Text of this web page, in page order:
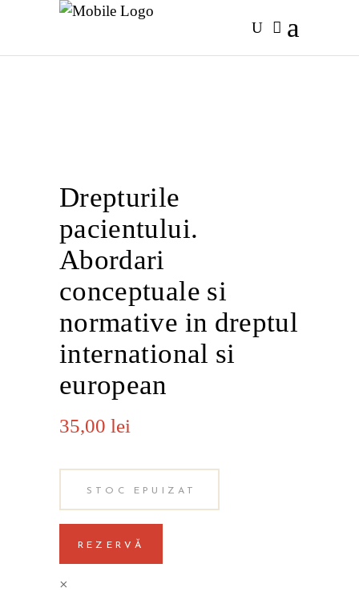
Drepturile
pacientului.
Abordari
conceptuale si
normative in dreptul
international si
european
35,00 lei
STOC EPUIZAT
REZERVĂ
×